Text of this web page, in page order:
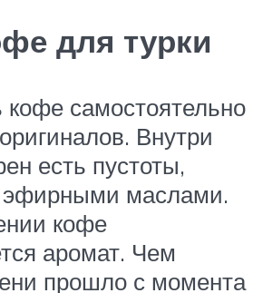
для турки
самостоятельно
Внутри
есть пустоты,
эфирными маслами.
кофе
аромат. Чем
прошло с момента